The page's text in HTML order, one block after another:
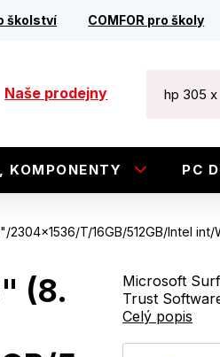
školství COMFOR pro školy
Naše prodejny
KOMPONENTY PC
T/16GB/512GB/Intel int/
(8.
Microsoft
Trust
Celý popis